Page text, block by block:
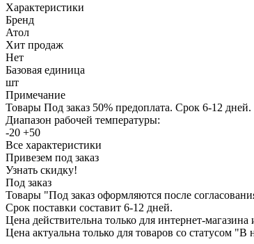
Характеристики
Бренд
Атол
Хит продаж
Нет
Базовая единица
шт
Примечание
Товары Под заказ 50% предоплата. Срок 6-12 дней.
Диапазон рабочей температуры:
-20 +50
Все характеристики
Привезем под заказ
Узнать скидку!
Под заказ
Товары "Под заказ оформляются после
Срок поставки составит 6-12 дней.
Цена действительна только для интернет-
Цена актуальна только для товаров со статусом "В